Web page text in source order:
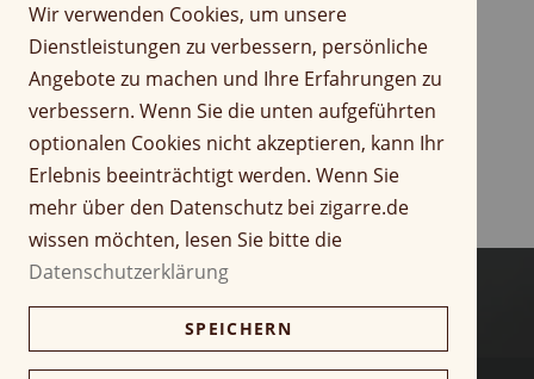
s
p
r
n
g
e
n
Z
u
A
n
f
a
g
d
r
Wir verwenden Cookies, um unsere
Dienstleistungen zu verbessern, persönliche
Angebote zu machen und Ihre Erfahrungen zu
verbessern. Wenn Sie die unten aufgeführten
optionalen Cookies nicht akzeptieren, kann Ihr
Erlebnis beeinträchtigt werden. Wenn Sie
mehr über den Datenschutz bei zigarre.de
wissen möchten, lesen Sie bitte die
Datenschutzerklärung
SPEICHERN